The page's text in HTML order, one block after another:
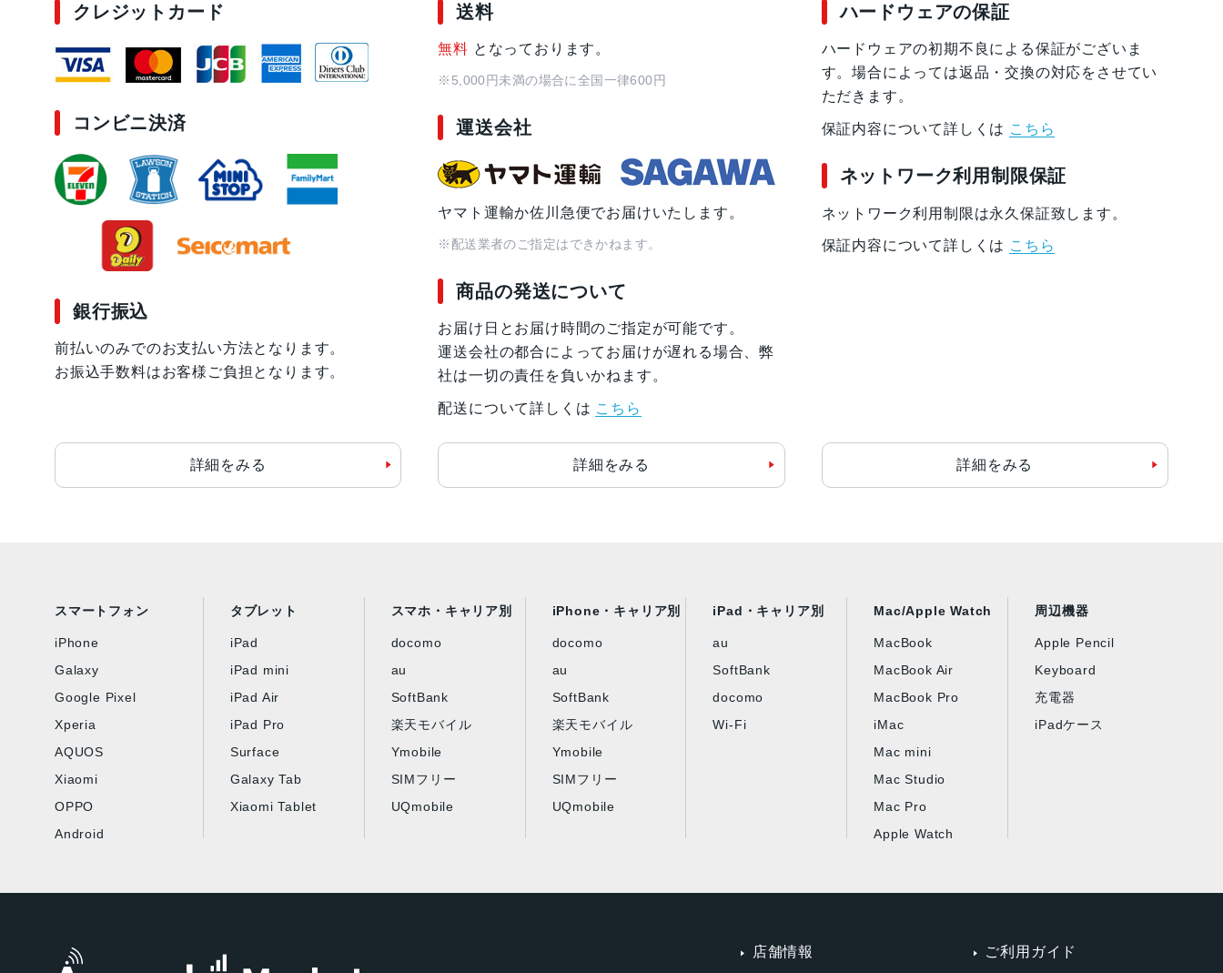
質量
iOS
本体素材
クレジットカード
コンビニ決済
銀行振込
前払いのみでのお支払い方法となります。
お振込手数料はお客様ご負担となります。
詳細をみる
送料
無料 となっております。
※5,000円未満の場合に全国一律600円
運送会社
ヤマト運輸か佐川急便でお届けいたします。
※配送業者のご指定はできかねます。
商品の発送について
お届け日とお届け時間のご指定が可能です。
運送会社の都合によってお届けが遅れる場合、弊
社は一切の責任を負いかねます。
配送について詳しくは こちら
詳細をみる
ハードウェアの保証
ハードウェアの初期不良による保証がございま
す。場合によっては返品・交換の対応をさせてい
ただきます。
保証内容について詳しくは こちら
ネットワーク利用制限保証
ネットワーク利用制限は永久保証致します。
保証内容について詳しくは こちら
詳細をみる
スマートフォン
iPhone
Galaxy
Google Pixel
Xperia
AQUOS
Xiaomi
OPPO
Android
タブレット
iPad
iPad mini
iPad Air
iPad Pro
Surface
Galaxy Tab
Xiaomi Tablet
スマホ・キャリア別
docomo
au
SoftBank
楽天モバイル
Ymobile
SIMフリー
UQmobile
iPhone・キャリア別
docomo
au
SoftBank
楽天モバイル
Ymobile
SIMフリー
UQmobile
iPad・キャリア別
au
SoftBank
docomo
Wi-Fi
Mac/Apple Watch
MacBook
MacBook Air
MacBook Pro
iMac
Mac mini
Mac Studio
Mac Pro
Apple Watch
周辺機器
Apple Pencil
Keyboard
充電器
iPadケース
店舗情報 ご利用ガイド